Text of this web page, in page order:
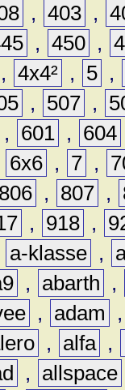
, 403 ,
, 450 ,
, 4x4² , 5 ,
, 507 ,
, 601 , 604
6x6 , 7 ,
806 , 807 ,
, 918 ,
a-klasse ,
, abarth
,
, adam
, alfa ,
, allspace